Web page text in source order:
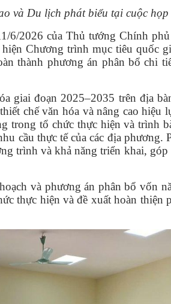
và Du lịch phát biểu tại cuộc họp
2026 của Thủ tướng Chính
Chương trình mục tiêu quốc
thành phương án phân bổ chi
giai đoạn 2025–2035 trên địa
chế văn hóa và nâng cao hiệu
trong tổ chức thực hiện và trình
cầu thực tế của các địa phương.
trình và khả năng triển khai, góp
và phương án phân bổ vốn
thực hiện và đề xuất hoàn thiện